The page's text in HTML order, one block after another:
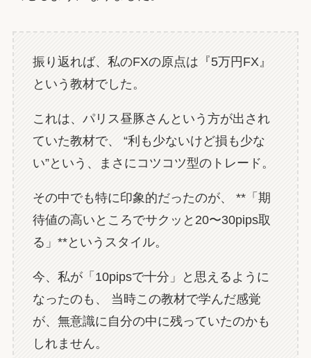
振り返れば、私のFXの原点は『5万円FX』
という教材でした。
これは、パリス昼豚さんという方が出され
ていた教材で、 “利も少ないけど損も少な
い”という、まさにコツコツ型のトレード。
その中でも特に印象的だったのが、 **「期
待値の高いところでサクッと20〜30pips取
る」**というスタイル。
今、私が「10pipsで十分」と思えるように
なったのも、 当時この教材で学んだ感覚
が、無意識に自分の中に残っていたのかも
しれません。